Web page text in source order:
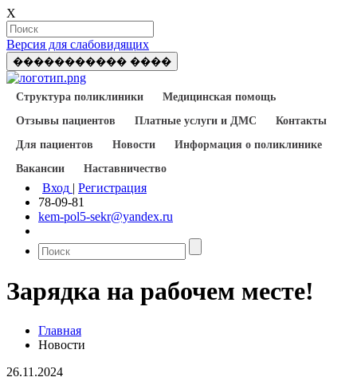
X
Версия для слабовидящих
����������� ����
Структура поликлиники
Медицинская помощь
Отзывы пациентов
Платные услуги и ДМС
Контакты
Для пациентов
Новости
Информация о поликлинике
Вакансии
Наставничество
Вход | Регистрация
78-09-81
kem-pol5-sekr@yandex.ru
Зарядка на рабочем месте!
Главная
Новости
26.11.2024